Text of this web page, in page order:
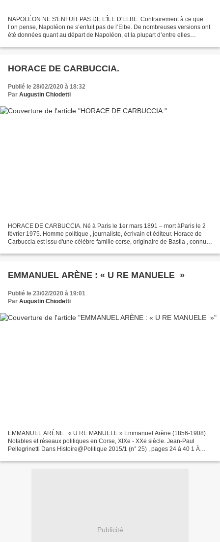
NAPOLÉON NE S'ENFUIT PAS DE L'ÎLE D'ELBE. Contrairement à ce que
l’on pense, Napoléon ne s’enfuit pas de l’Elbe. De nombreuses versions ont
été données quant au départ de Napoléon, et la plupart d’entre elles
HORACE DE CARBUCCIA.
Publié le 28/02/2020 à 18:32
Par Augustin Chiodetti
HORACE DE CARBUCCIA. Né à Paris le 1er mars 1891 – mort àParis le 2
février 1975. Homme politique , journaliste, écrivain et éditeur. Horace de
Carbuccia est issu d'une célèbre famille corse, originaire de Bastia , connue
EMMANUEL ARÈNE : « U RE MANUELE »
Publié le 23/02/2020 à 19:01
Par Augustin Chiodetti
EMMANUEL ARÈNE : « U RE MANUELE » Emmanuel Arène (1856-1908)
Notables et réseaux politiques en Corse, XIXe - XXe siècle. Jean-Paul
Pellegrinetti Dans Histoire@Politique 2015/1 (n° 25) , pages 24 à 40 1 À
Publicité